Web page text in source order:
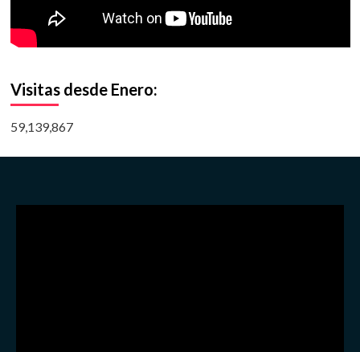
Visitas desde Enero:
59,139,867